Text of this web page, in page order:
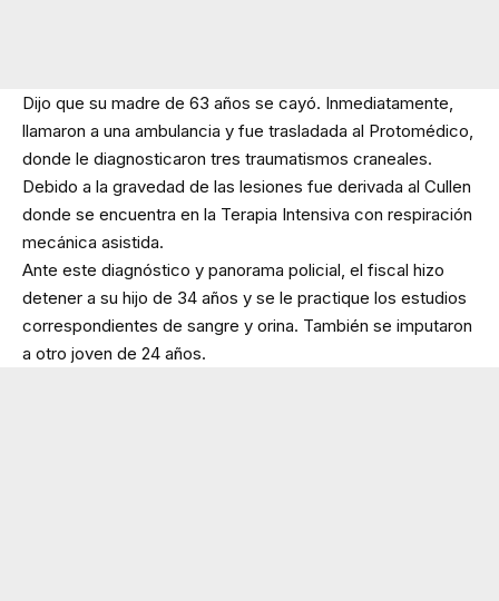
Dijo que su madre de 63 años se cayó. Inmediatamente,
llamaron a una ambulancia y fue trasladada al Protomédico,
donde le diagnosticaron tres traumatismos craneales.
Debido a la gravedad de las lesiones fue derivada al Cullen
donde se encuentra en la Terapia Intensiva con respiración
mecánica asistida.
Ante este diagnóstico y panorama policial, el fiscal hizo
detener a su hijo de 34 años y se le practique los estudios
correspondientes de sangre y orina. También se imputaron
a otro joven de 24 años.